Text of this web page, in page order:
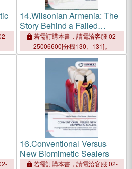
14.Wilsonian Armenia: The
Story Behind a Failed
Project
若需訂購本書，請電洽客服 02-
25006600[分機130、131]。
16.Conventional Versus
New Biomimetic Sealers
若需訂購本書，請電洽客服 02-